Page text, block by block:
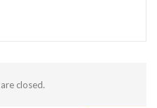
closed.